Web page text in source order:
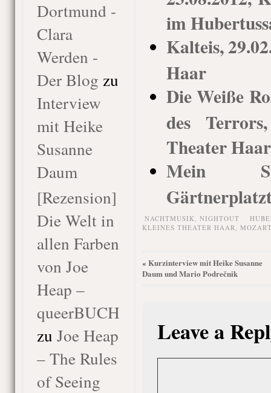
Dortmund -
Clara
Werden -
Der Blog zu
Interview
mit Heike
Susanne
Daum
[Rezension]
Die Welt in
allen Farben
von Joe
Heap –
queerBUCH
zu Joe Heap
– The Rules
of Seeing
im
Kalteis,
Haar
Die Weiße
des
Theater Haar
Mein
NACHTMUSIK, NIGHTOUT
KLEINES THEATER HAAR, MOZART
« Kurzinterview mit Heike Susanne
Daum und Mario Podrečnik
Leave a